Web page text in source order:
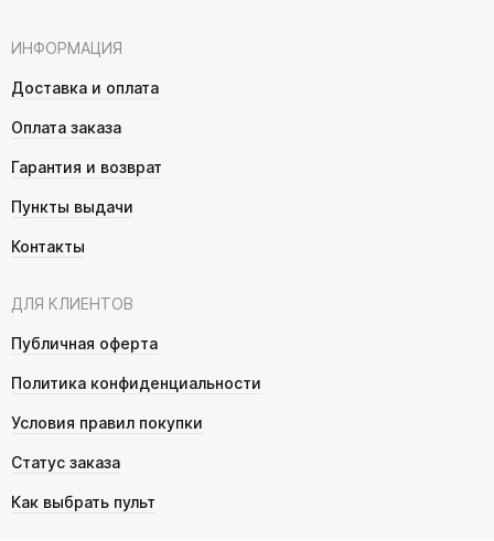
ИНФОРМАЦИЯ
Доставка и оплата
Оплата заказа
Гарантия и возврат
Пункты выдачи
Контакты
ДЛЯ КЛИЕНТОВ
Публичная оферта
Политика конфиденциальности
Условия правил покупки
Статус заказа
Как выбрать пульт